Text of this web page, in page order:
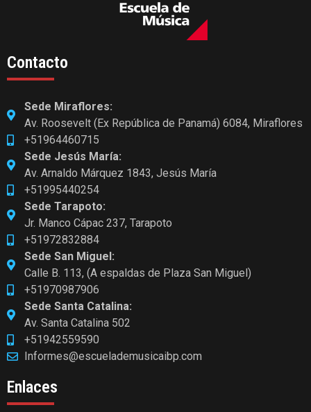
Contacto
Sede Miraflores:
Av. Roosevelt (Ex República de Panamá) 6084, Miraflores
+51964460715
Sede Jesús María:
Av. Arnaldo Márquez 1843, Jesús María
+51995440254
Sede Tarapoto:
Jr. Manco Cápac 237, Tarapoto
+51972832884
Sede San Miguel:
Calle B. 113, (A espaldas de Plaza San Miguel)
+51970987906
Sede Santa Catalina:
Av. Santa Catalina 502
+51942559590
Informes@escuelademusicaibp.com
Enlaces